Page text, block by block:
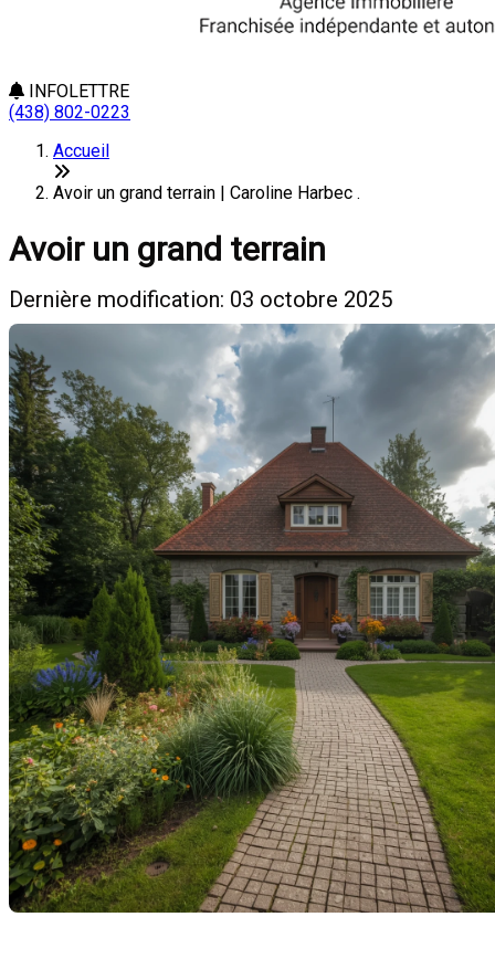
INFOLETTRE
(438) 802-0223
Accueil
Avoir un grand terrain | Caroline Harbec .
Avoir un grand terrain
Dernière modification: 03 octobre 2025